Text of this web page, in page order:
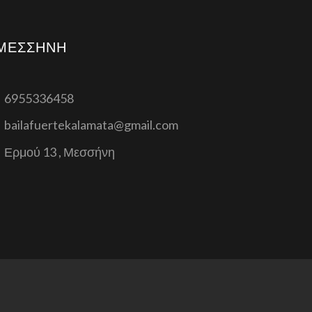
6955336458
bailafuertekalamata@gmail.com
Ερμού 13 , Μεσσήνη